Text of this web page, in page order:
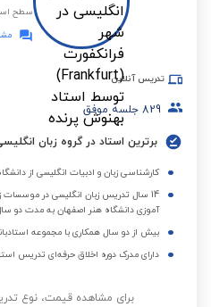
سطح
تدریس آنلاین
829 جلسه موفق
برترین استاد در گروه زبان انگلیسی
کارشناسی زبان و ادبیات انگلیسی از
14 سال تدریس زبان انگلیسی در
آموزی دانشگاه هنر اصفهان به مدت دو
بیش از دو سال همکاری با مجموعه
دارای مدرک دوره اخلاق حرفه‌ای تدریس
برای مشاهده قیمت، نوع